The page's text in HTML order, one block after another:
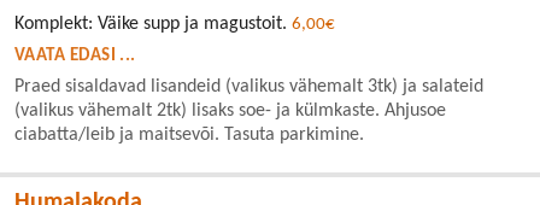
Komplekt: Väike supp ja magustoit. 6,00€
VAATA EDASI ...
Praed sisaldavad lisandeid (valikus vähemalt 3tk) ja salateid
(valikus vähemalt 2tk) lisaks soe- ja külmkaste. Ahjusoe
ciabatta/leib ja maitsevõi. Tasuta parkimine.